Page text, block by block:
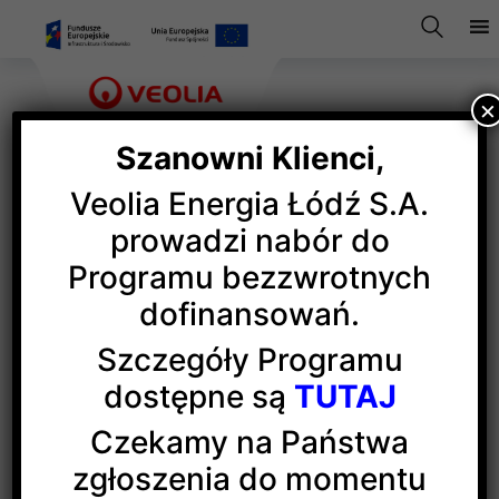
Veolia na festiwalu
Elektryczna Łódź
Z okazji Światowego Dnia Elektryka, Veolia
uczestniczyła w pierwszej edycji festiwalu
Elektryczna Łódź wZespole Szkół Politechnicznych
. To dla nas szczególne wydarzenie,
gdyż od 12 lat sprawujemy patronat nad klasami
Szanowni Klienci,
Veolia Energia Łódź S.A.
prowadzi nabór do
Programu bezzwrotnych
dofinansowań.
Szczegóły Programu
dostępne są TUTAJ
Czekamy na Państwa
zgłoszenia do momentu
×